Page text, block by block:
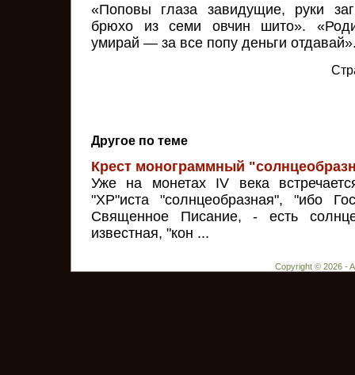
«Поповы глаза завидущие, руки
брюхо из семи овчин шито».
умирай — за все попу деньги
Другое по теме
Крест монограммный
Уже на монетах IV века
"ХР"иста "солнцеобразная", "ибо
Священное Писание, - есть
известная, "кон ...
Copyright © 2026 -